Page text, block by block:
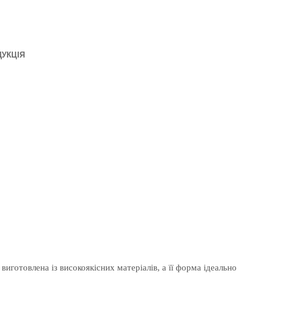
із високоякісних матеріалів, а її форма ідеально